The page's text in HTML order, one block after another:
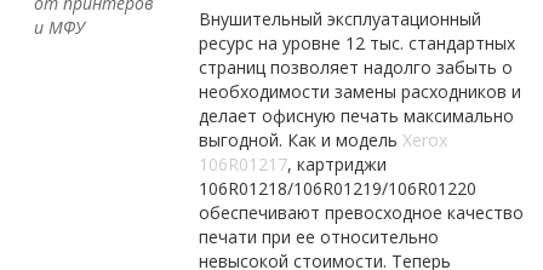
и МФУ
Внушительный эксплуатационный
ресурс на уровне 12 тыс. стандартных
страниц позволяет надолго забыть о
необходимости замены расходников и
делает офисную печать максимально
выгодной. Как и модельXerox
106R01217, картриджи
106R01218/106R01219/106R01220
обеспечивают превосходное качество
печати при ее относительно
невысокой стоимости. Теперь